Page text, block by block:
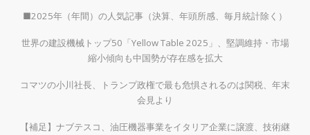
■2025年（年間）の人気記事（決算、年頭所感、毎月統計除く）
世界の建設機械トップ50「Yellow Table 2025」、堅調維持・市場
縮小傾向も中国勢が存在感を拡大
コマツの小川社長、トランプ政権で最も危惧されるのは関税、年末
会見より
【補足】ナブテスコ、油圧機器事業をイタリア企業に譲渡、技術継